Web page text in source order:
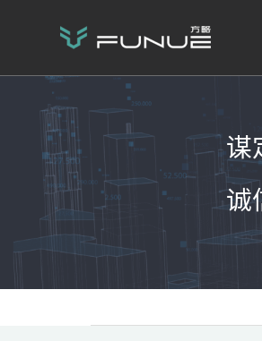
谋
诚